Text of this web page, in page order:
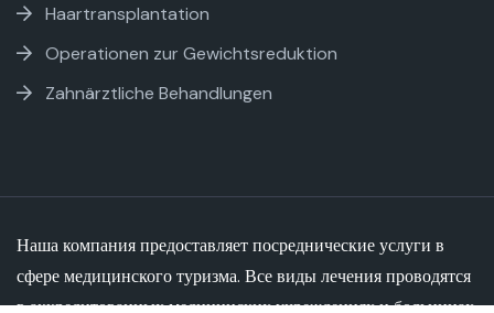
Haartransplantation
Operationen zur Gewichtsreduktion
Zahnärztliche Behandlungen
Наша компания предоставляет посреднические услуги в
сфере медицинского туризма. Все виды лечения проводятся
в аккредитованных медицинских учреждениях и больницах